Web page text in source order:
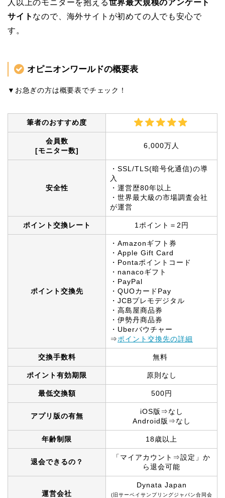
人以上のモニターを抱える世界最大規模のアンケート
サイト なので、海外サイトが初めての人でも安心で
す。
オピニオンワールドの概要表
▼お急ぎの方は概要表でチェック！
筆者のおすすめ度
会員数
[モニター数]
6,000万人
安全性
・SSL/TLS(暗号化通信)の導
入
・運営歴80年以上
・世界最大級の市場調査会社
が運営
ポイント交換レート 1ポイント＝2円
ポイント交換先
・Amazonギフト券
・Apple Gift Card
・Pontaポイントコード
・nanacoギフト
・PayPal
・QUOカードPay
・JCBプレモデジタル
・高島屋商品券
・伊勢丹商品券
・Uberバウチャー
⇒ポイント交換先の詳細
交換手数料 無料
ポイント有効期限 原則なし
最低交換額 500円
アプリ版の有無
iOS版⇒なし
Android版⇒なし
年齢制限 18歳以上
退会できるの？
「マイアカウント⇒設定」か
ら退会可能
運営会社
Dynata Japan
(旧サーベイサンプリングジャパン合同会